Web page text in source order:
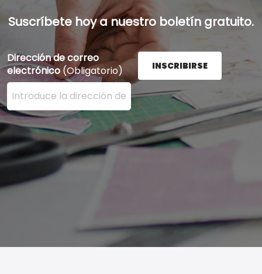
Suscríbete hoy a nuestro boletín gratuito.
Dirección de correo
electrónico (Obligatorio)
Ingrese su dirección de correo electrónico aquí y
INSCRIBIRSE